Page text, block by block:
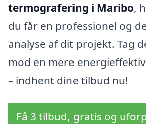
termografering i Maribo,
du får en professionel og
analyse af dit projekt. Tag
mod en mere
– indhent dine tilbud nu!
Få 3 tilbud, gratis og